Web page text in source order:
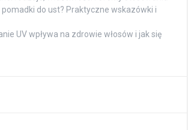
do ust? Praktyczne wskazówki i
UV wpływa na zdrowie włosów i jak się